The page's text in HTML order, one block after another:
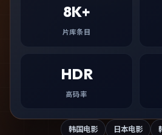
8K+
片库条目
HDR
高码率
韩国电影 日本电影